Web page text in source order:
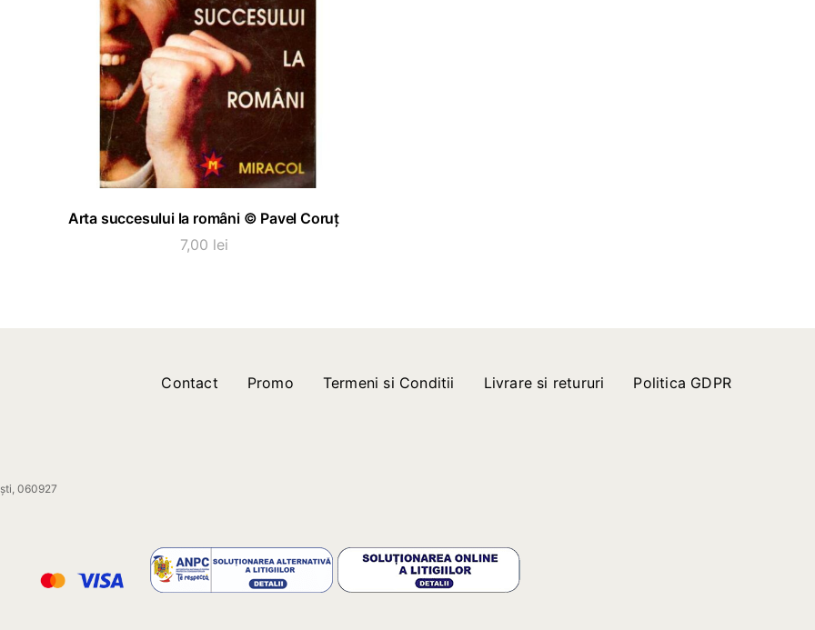
ADAUGĂ ÎN COȘ
Arta succesului la români © Pavel Coruț
7,00 lei
Contact Promo Termeni si Conditii Livrare si retururi
Politica GDPR
060927